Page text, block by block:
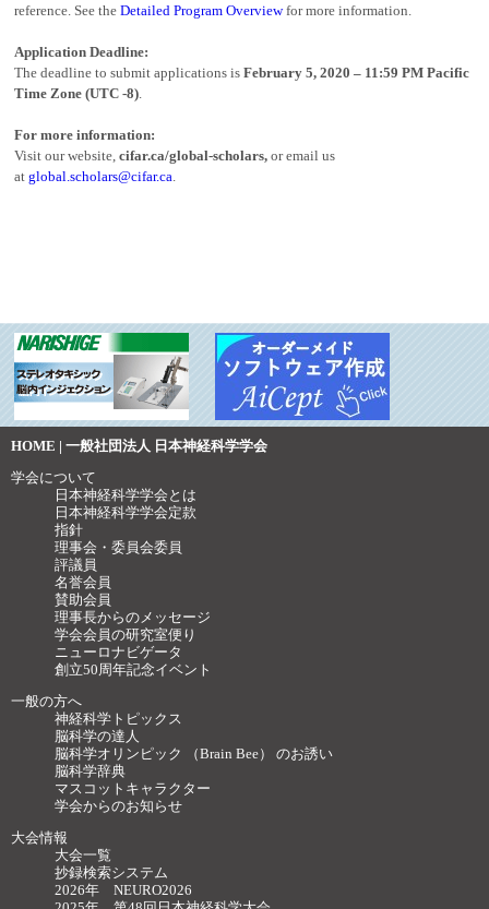
reference. See theDetailed Program Overviewfor more information.
Application Deadline:
The deadline to submit applications isFebruary 5, 2020 – 11:59 PM Pacific
Time Zone (UTC -8).
For more information:
Visit our website,cifar.ca/global-scholars, or email us
atglobal.scholars@cifar.ca.
HOME | 一般社団法人 日本神経科学学会
学会について
日本神経科学学会とは
日本神経科学学会定款
指針
理事会・委員会委員
評議員
名誉会員
賛助会員
理事長からのメッセージ
学会会員の研究室便り
ニューロナビゲータ
創立50周年記念イベント
一般の方へ
神経科学トピックス
脳科学の達人
脳科学オリンピック （Brain Bee） のお誘い
脳科学辞典
マスコットキャラクター
学会からのお知らせ
大会情報
大会一覧
抄録検索システム
2026年 NEURO2026